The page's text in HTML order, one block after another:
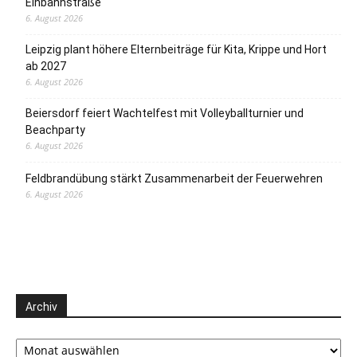
6. August 2026
Leipzig plant höhere Elternbeiträge für Kita, Krippe und Hort
ab 2027
6. August 2026
Beiersdorf feiert Wachtelfest mit Volleyballturnier und
Beachparty
6. August 2026
Feldbrandübung stärkt Zusammenarbeit der Feuerwehren
6. August 2026
Archiv
Archiv